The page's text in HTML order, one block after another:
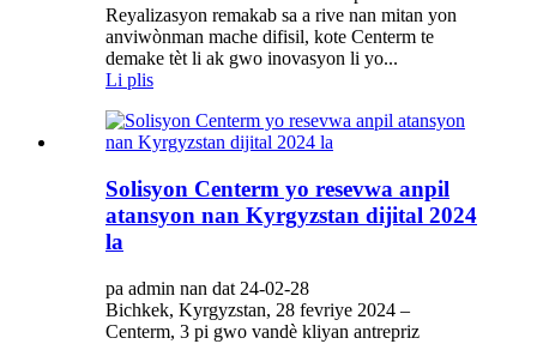
Reyalizasyon remakab sa a rive nan mitan yon
anviwònman mache difisil, kote Centerm te
demake tèt li ak gwo inovasyon li yo...
Li plis
Solisyon Centerm yo resevwa anpil
atansyon nan Kyrgyzstan dijital 2024
la
pa admin nan dat 24-02-28
Bichkek, Kyrgyzstan, 28 fevriye 2024 –
Centerm, 3 pi gwo vandè kliyan antrepriz